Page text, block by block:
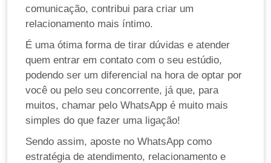
comunicação, contribui para criar um
relacionamento mais íntimo.
É uma ótima forma de tirar dúvidas e atender
quem entrar em contato com o seu estúdio,
podendo ser um diferencial na hora de optar por
você ou pelo seu concorrente, já que, para
muitos, chamar pelo WhatsApp é muito mais
simples do que fazer uma ligação!
Sendo assim, aposte no WhatsApp como
estratégia de atendimento, relacionamento e